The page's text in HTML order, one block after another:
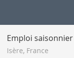
Emploi saisonnier
Isère, France